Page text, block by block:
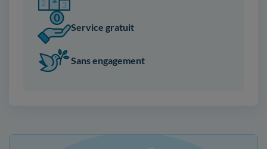
Service gratuit
Sans engagement